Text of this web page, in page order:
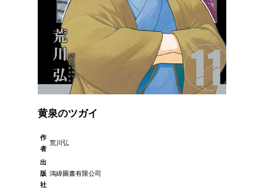
黄泉のツガイ
作
者
荒川弘
出
版
社
鴻緯圖書有限公司